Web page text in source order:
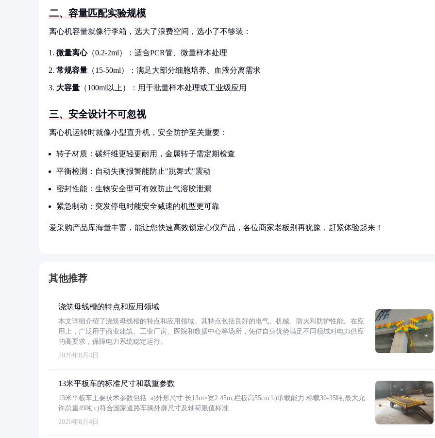
二、容量匹配实验规模
离心机容量就像行李箱，选大了浪费空间，选小了不够装：
微量离心（0.2-2ml）：适合PCR管、微量样本处理
常规容量 （15-50ml）：满足大部分细胞培养、血液分离需求
大容量 （100ml以上）：用于批量样本处理或工业级应用
三、安全设计不可忽视
离心机运转时就像小型直升机，安全防护至关重要：
转子材质：碳纤维更轻更耐用，金属转子需定期检查
平衡检测：自动失衡报警能防止"跳舞式"震动
密封性能：生物安全型可有效防止气溶胶泄漏
紧急制动：突发停电时能安全减速的机型更可靠
爱采购产品库海量丰富，能让您快速高效锁定心仪产品，各位商家老板别再犹豫，赶紧体验起来！
其他推荐
浇筑母线槽的特点和应用领域
本文详细介绍了浇筑母线槽的特点和应用领域。其特点包括良好的电气、机械、防火和防护性能。在应
用上，广泛用于商业建筑、工业厂房、医院和数据中心等场所，凭借自身优势满足不同领域对电力供应
的高要求，保障电力系统稳定运行。
2026年8月4日
13米平板车的标准尺寸和载重参数
13米平板车主要技术参数包括: a)外形尺寸:长13m×宽2.45m,栏板高55cm b)承载能力:标载30-35吨,最大允
许总重49吨 c)符合国家道路车辆外廓尺寸及轴荷限值标准
2026年8月4日